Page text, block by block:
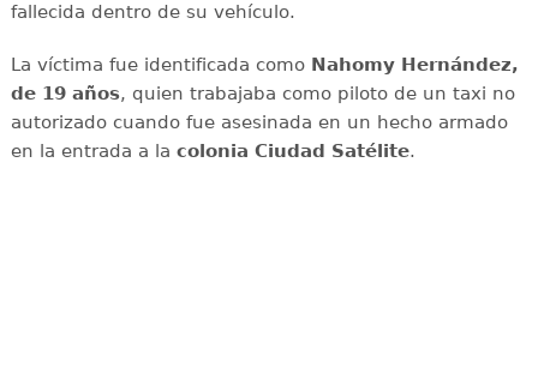
fallecida dentro de su vehículo.
La víctima fue identificada como Nahomy Hernández,
de 19 años, quien trabajaba como piloto de un taxi no
autorizado cuando fue asesinada en un hecho armado
en la entrada a la colonia Ciudad Satélite.